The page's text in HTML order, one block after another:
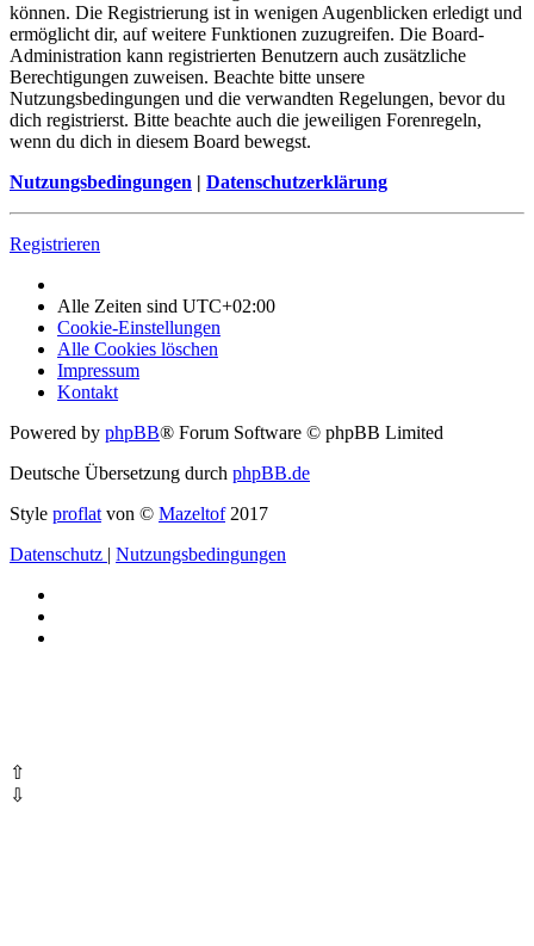
können. Die Registrierung ist in wenigen Augenblicken erledigt und
ermöglicht dir, auf weitere Funktionen zuzugreifen. Die Board-
Administration kann registrierten Benutzern auch zusätzliche
Berechtigungen zuweisen. Beachte bitte unsere
Nutzungsbedingungen und die verwandten Regelungen, bevor du
dich registrierst. Bitte beachte auch die jeweiligen Forenregeln,
wenn du dich in diesem Board bewegst.
Nutzungsbedingungen | Datenschutzerklärung
Registrieren
Alle Zeiten sind UTC+02:00
Cookie-Einstellungen
Alle Cookies löschen
Impressum
Kontakt
Powered by phpBB® Forum Software © phpBB Limited
Deutsche Übersetzung durch phpBB.de
Style proflat von © Mazeltof2017
Datenschutz | Nutzungsbedingungen
⇧
⇩